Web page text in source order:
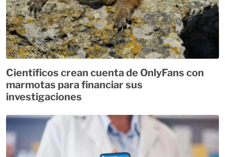
Científicos crean cuenta de OnlyFans con
marmotas para financiar sus
investigaciones